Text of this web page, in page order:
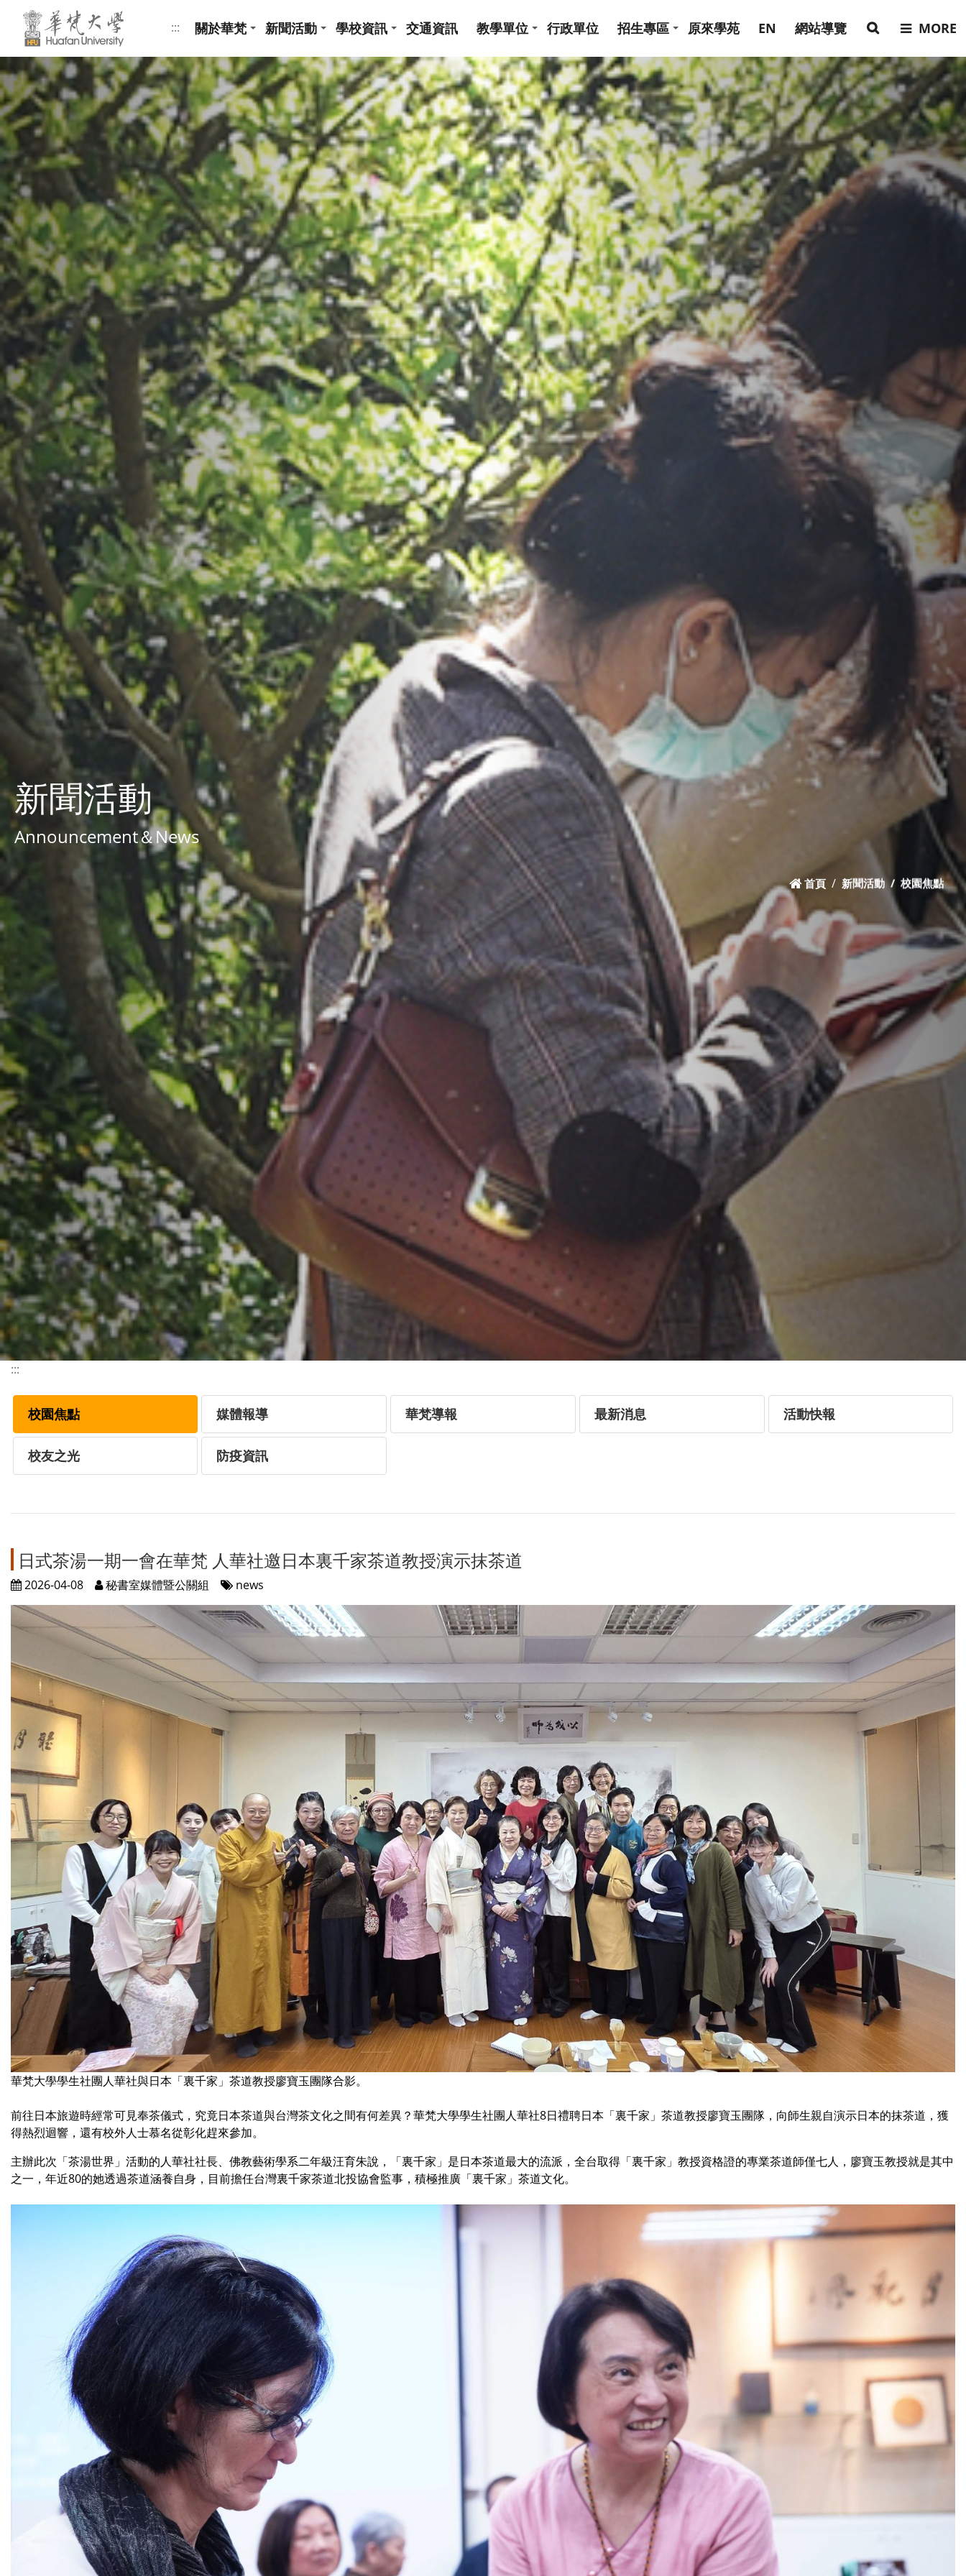
跳到頁面主要內容區
:::
關於華梵 新聞活動 學校資訊 交通資訊 教學單位 行政單位 招生專區 原來學苑 EN 網站導覽 MORE
新聞活動
Announcement＆News
首頁 新聞活動 校園焦點
:::
校園焦點 媒體報導 華梵導報 最新消息 活動快報
校友之光 防疫資訊
日式茶湯一期一會在華梵 人華社邀日本裏千家茶道教授演示抹茶道
2026-04-08 秘書室媒體暨公關組 news
華梵大學學生社團人華社與日本「裏千家」茶道教授廖寶玉團隊合影。
前往日本旅遊時經常可見奉茶儀式，究竟日本茶道與台灣茶文化之間有何差異？華梵大學學生社團人華社8日禮聘日本「裏千家」茶道教授廖寶玉團隊，向師生親自演示日本的抹茶道，獲
得熱烈迴響，還有校外人士慕名從彰化趕來參加。
主辦此次「茶湯世界」活動的人華社社長、佛教藝術學系二年級汪育朱說，「裏千家」是日本茶道最大的流派，全台取得「裏千家」教授資格證的專業茶道師僅七人，廖寶玉教授就是其中
之一，年近80的她透過茶道涵養自身，目前擔任台灣裏千家茶道北投協會監事，積極推廣「裏千家」茶道文化。